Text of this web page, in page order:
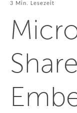
3 Min. Lesezeit